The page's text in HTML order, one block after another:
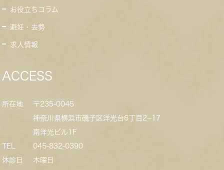
お役立ちコラム
避妊・去勢
求人情報
ACCESS
所在地
〒235-0045
神奈川県横浜市磯子区洋光台6丁目2−17
南洋光ビル1F
TEL
045-832-0390
休診日
木曜日